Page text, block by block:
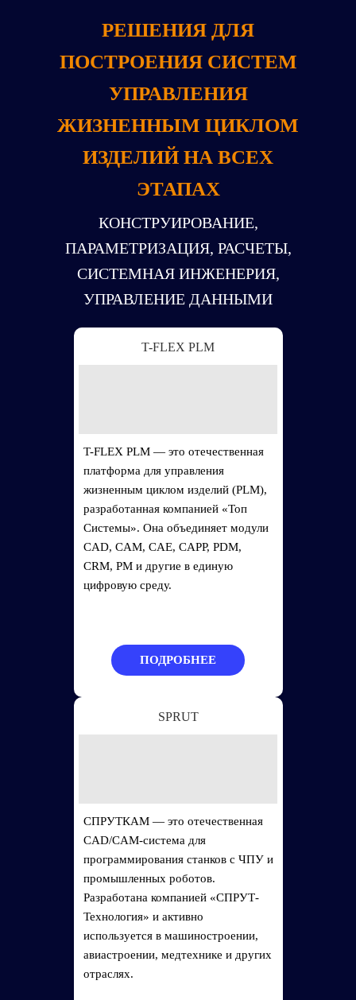
РЕШЕНИЯ ДЛЯ
ПОСТРОЕНИЯ СИСТЕМ
УПРАВЛЕНИЯ
ЖИЗНЕННЫМ ЦИКЛОМ
ИЗДЕЛИЙ НА ВСЕХ
ЭТАПАХ
КОНСТРУИРОВАНИЕ,
ПАРАМЕТРИЗАЦИЯ, РАСЧЕТЫ,
СИСТЕМНАЯ ИНЖЕНЕРИЯ,
УПРАВЛЕНИЕ ДАННЫМИ
T-FLEX PLM
T-FLEX PLM — это отечественная
платформа для управления
жизненным циклом изделий (PLM),
разработанная компанией «Топ
Системы». Она объединяет модули
CAD, CAM, CAE, CAPP, PDM,
CRM, PM и другие в единую
цифровую среду.
ПОДРОБНЕЕ
SPRUT
СПРУТКАМ — это отечественная
CAD/CAM-система для
программирования станков с ЧПУ и
промышленных роботов.
Разработана компанией «СПРУТ-
Технология» и активно
используется в машиностроении,
авиастроении, медтехнике и других
отраслях.